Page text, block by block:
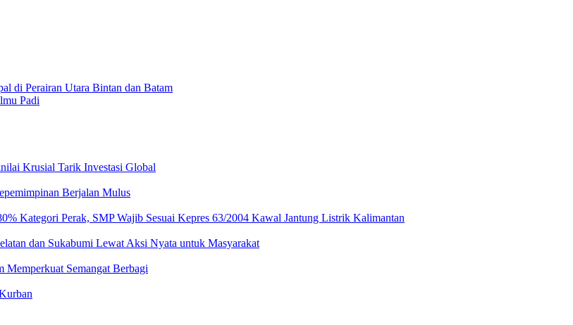
di Perairan Utara Bintan dan Batam
Padi
Krusial Tarik Investasi Global
Berjalan Mulus
Kategori Perak, SMP Wajib Sesuai Kepres 63/2004 Kawal Jantung Listrik Kalimantan
dan Sukabumi Lewat Aksi Nyata untuk Masyarakat
Semangat Berbagi